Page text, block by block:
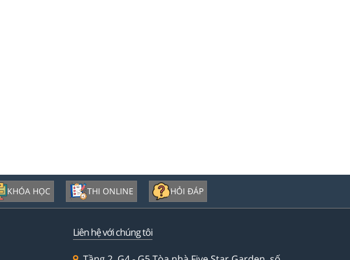
KHÓA HỌC THI ONLINE HỎI ĐÁP
Liên hệ với chúng tôi